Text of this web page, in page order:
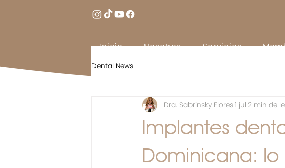
Inicio Nosotros Servicios
Dental News
Implantes
Dominicana:
Dra. Sabrinsky Flores1 jul 2 min de